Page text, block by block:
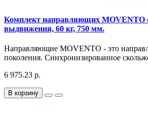
Комплект направляющих MOVENTO
выдвижения, 60 кг, 750 мм.
Направляющие MOVENTO - это
поколения. Синхронизированное
6 975.23 р.
В корзину